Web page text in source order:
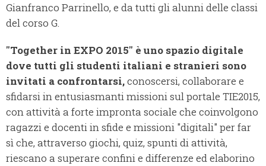
Gianfranco Parrinello, e da tutti gli alunni delle classi
del corso G.
"Together in EXPO 2015" è uno spazio digitale
dove tutti gli studenti italiani e stranieri sono
invitati a confrontarsi,conoscersi, collaborare e
sfidarsi in entusiasmanti missioni sul portale TIE2015,
con attività a forte impronta sociale che coinvolgono
ragazzi e docenti in sfide e missioni "digitali" per far
sì che, attraverso giochi, quiz, spunti di attività,
riescano a superare confini e differenze ed elaborino